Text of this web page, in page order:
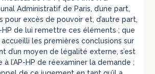
Administratif de Paris, d’une part,
pour excès de pouvoir et, d’autre part,
HP de lui remettre ces éléments ; que
les premières conclusions sur
d’un moyen de légalité externe, s’est
à l’AP-HP de réexaminer la demande ;